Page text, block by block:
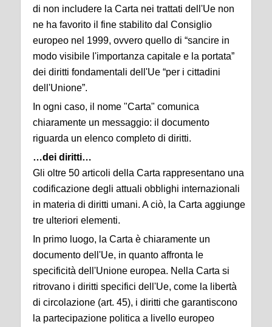
di non includere la Carta nei trattati dell'Ue non
ne ha favorito il fine stabilito dal Consiglio
europeo nel 1999, ovvero quello di “sancire in
modo visibile l'importanza capitale e la portata”
dei diritti fondamentali dell'Ue “per i cittadini
dell'Unione”.
In ogni caso, il nome "Carta" comunica
chiaramente un messaggio: il documento
riguarda un elenco completo di diritti.
…dei diritti…
Gli oltre 50 articoli della Carta rappresentano una
codificazione degli attuali obblighi internazionali
in materia di diritti umani. A ciò, la Carta aggiunge
tre ulteriori elementi.
In primo luogo, la Carta è chiaramente un
documento dell'Ue, in quanto affronta le
specificità dell'Unione europea. Nella Carta si
ritrovano i diritti specifici dell'Ue, come la libertà
di circolazione (art. 45), i diritti che garantiscono
la partecipazione politica a livello europeo